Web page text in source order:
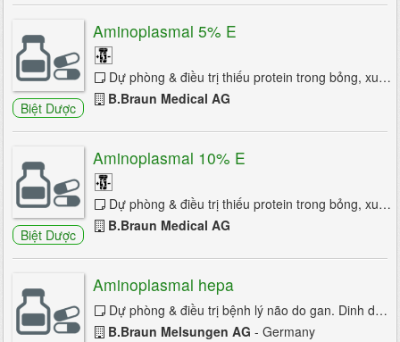
Biệt Dược
Aminoplasmal 5% E
Dự phòng & điều trị thiếu protein trong bỏng, xuất huyết, hậu phẫu, ung thư, dinh dưỡng kém, bệnh lý dạ dày-tá tràng nhẹ, lành tính, rối ...
B.Braun Medical AG
Biệt Dược
Aminoplasmal 10% E
Dự phòng & điều trị thiếu protein trong bỏng, xuất huyết, hậu phẫu, ung thư, dinh dưỡng kém, bệnh lý dạ dày-tá tràng nhẹ, lành tính, rối ...
B.Braun Medical AG
Aminoplasmal hepa
Dự phòng & điều trị bệnh lý não do gan. Dinh dưỡng đường tĩnh mạch trong bệnh gan, bệnh lý não do gan. Điều chỉnh rối loạn cân bằng acid ...
B.Braun Melsungen AG - Germany